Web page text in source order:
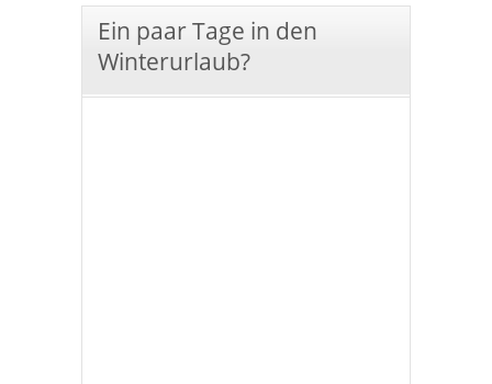
Ein paar Tage in den
Winterurlaub?